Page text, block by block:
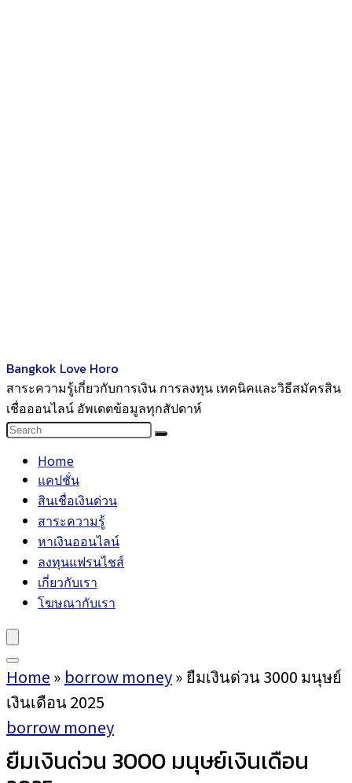
Bangkok Love Horo
สาระความรู้เกี่ยวกับการเงิน การลงทุน เทคนิคและวิธีสมัครสิน
เชื่อออนไลน์ อัพเดตข้อมูลทุกสัปดาห์
Home
แคปชั่น
สินเชื่อเงินด่วน
สาระความรู้
หาเงินออนไลน์
ลงทุนแฟรนไชส์
เกี่ยวกับเรา
โฆษณากับเรา
Home » borrow money» ยืมเงินด่วน 3000 มนุษย์
เงินเดือน 2025
borrow money
ยืมเงินด่วน 3000 มนุษย์เงินเดือน